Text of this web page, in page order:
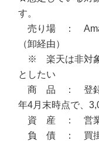
す。
売り場 ：
（卸経由）
※ 楽天は非対象
としたい
商 品 ： 登録
年4月末時点で、
資 産 ： 営業用
負 債 ： 買掛